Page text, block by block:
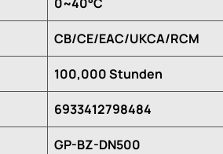
CB/CE/EAC/UKCA/RCM
100,000 Stunden
6933412798484
GP-BZ-DN500